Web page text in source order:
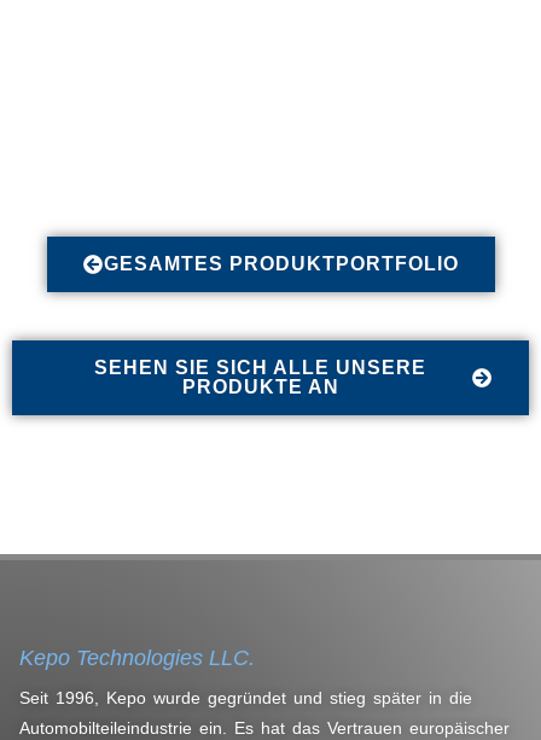
GESAMTES PRODUKTPORTFOLIO
SEHEN SIE SICH ALLE UNSERE
PRODUKTE AN
Kepo Technologies LLC.
Seit 1996, Kepo wurde gegründet und stieg später in die
Automobilteileindustrie ein. Es hat das Vertrauen europäischer